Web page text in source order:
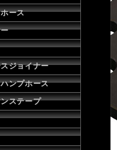
ース
ジョイナー
ンプホース
ステープ